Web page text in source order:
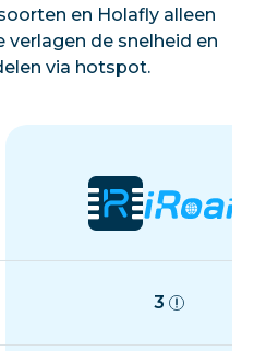
en Holafly alleen
de snelheid en
via hotspot.
3